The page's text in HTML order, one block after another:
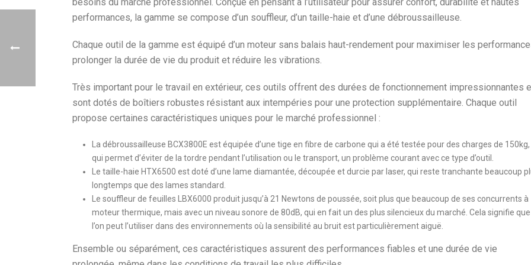
performances, la gamme se compose d’un souffleur, d’un taille-haie et d’une débroussailleuse.
Chaque outil de la gamme est équipé d’un moteur sans balais haut-rendement pour maximiser les
prolonger la durée de vie du produit et réduire les vibrations.
Très important pour le travail en extérieur, ces outils offrent des durées de fonctionnement impressionnantes
sont dotés de boîtiers robustes résistant aux intempéries pour une protection supplémentaire. Chaque outil
propose certaines caractéristiques uniques pour le marché professionnel :
La débroussailleuse BCX3800E est équipée d’une tige en fibre de carbone qui a été testée pour des charges de 150kg,
qui permet d’éviter de la tordre pendant l’utilisation ou le transport, un problème courant avec ce type d’outil.
Le taille-haie HTX6500 est doté d’une lame diamantée, découpée et durcie par laser, qui reste tranchante beaucoup
longtemps que des lames standard.
Le souffleur de feuilles LBX6000 produit jusqu’à 21 Newtons de poussée, soit plus que beaucoup de ses concurrents à
moteur thermique, mais avec un niveau sonore de 80dB, qui en fait un des plus silencieux du marché. Cela signifie que
l’on peut l’utiliser dans des environnements où la sensibilité au bruit est particulièrement aiguë.
Ensemble ou séparément, ces caractéristiques assurent des performances fiables et une durée de vie